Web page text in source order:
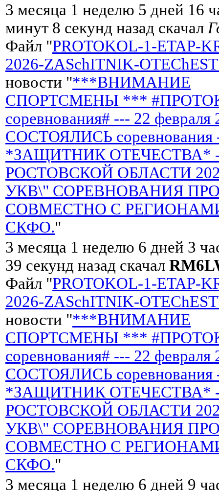
3 месяца 1 неделю 5 дней 16
минут 8 секунд назад скачал
Файл "PROTOKOL-1-ETAP-
2026-ZASchITNIK-
новости "***ВНИМАНИЕ
СПОРТСМЕНЫ ***
соревнования# --- 22 февраля
СОСТОЯЛИСЬ
*ЗАЩИТНИК ОТЕЧЕСТВА*
РОСТОВСКОЙ ОБЛАСТИ 2026
УКВ\" СОРЕВНОВАНИЯ
СОВМЕСТНО С
СКФО."
3 месяца 1 неделю 6 дней 3
39 секунд назад скачал
Файл "PROTOKOL-1-ETAP-
2026-ZASchITNIK-
новости "***ВНИМАНИЕ
СПОРТСМЕНЫ ***
соревнования# --- 22 февраля
СОСТОЯЛИСЬ
*ЗАЩИТНИК ОТЕЧЕСТВА*
РОСТОВСКОЙ ОБЛАСТИ 2026
УКВ\" СОРЕВНОВАНИЯ
СОВМЕСТНО С
СКФО."
3 месяца 1 неделю 6 дней 9